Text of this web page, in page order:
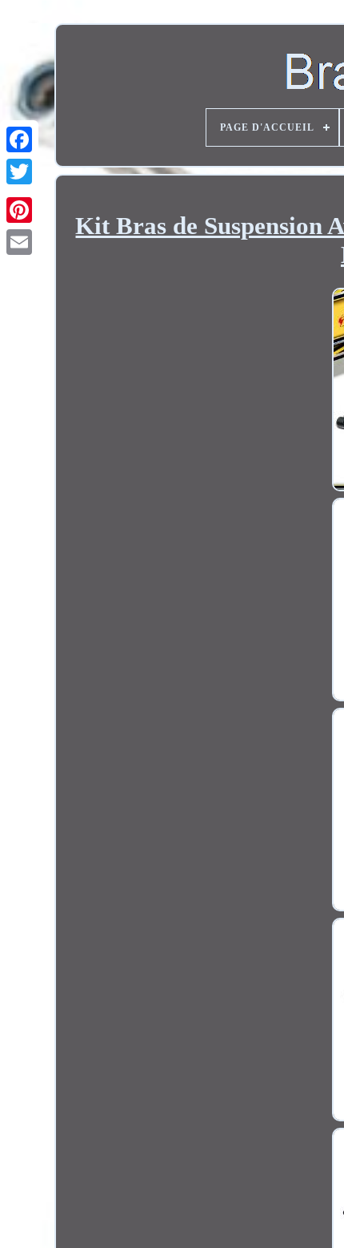
Twitter
PAGE D'ACCUEIL
Kit Bras de Suspension